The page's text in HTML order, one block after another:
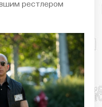
рестлером